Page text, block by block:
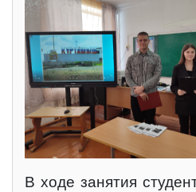
В ходе занятия